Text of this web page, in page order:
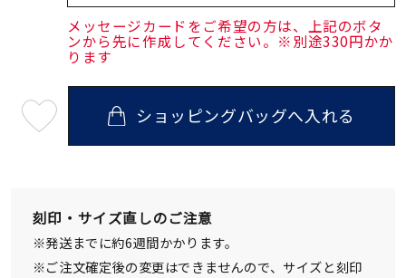
メッセージカードをご希望の方は、上記のボタ
ンから先に作成してください。※別途330円かか
ります
08
送
¥110,000 (tax
in)
ショッピングバッグへ入れる
刻印・サイズ直しのご注意
※発送までに約6週間かかります。
※ご注文確定後の変更はできませんので、サイズと刻印